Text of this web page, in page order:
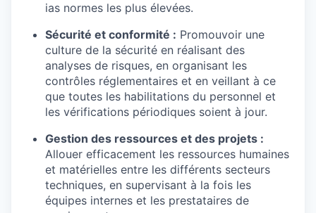
ias normes les plus élevées.
Sécurité et conformité : Promouvoir une
culture de la sécurité en réalisant des
analyses de risques, en organisant les
contrôles réglementaires et en veillant à ce
que toutes les habilitations du personnel et
les vérifications périodiques soient à jour.
Gestion des ressources et des projets :
Allouer efficacement les ressources humaines
et matérielles entre les différents secteurs
techniques, en supervisant à la fois les
équipes internes et les prestataires de